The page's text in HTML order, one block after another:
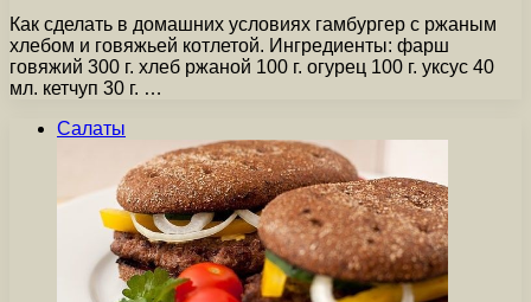
Как сделать в домашних условиях гамбургер с ржаным
хлебом и говяжьей котлетой. Ингредиенты: фарш
говяжий 300 г. хлеб ржаной 100 г. огурец 100 г. уксус 40
мл. кетчуп 30 г. …
Салаты